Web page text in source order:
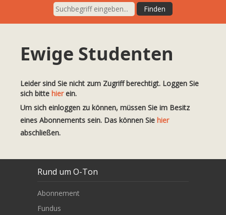
Ewige Studenten
Leider sind Sie nicht zum Zugriff berechtigt. Loggen Sie
sich bitte hierein.
Um sich einloggen zu können, müssen Sie im Besitz
eines Abonnements sein. Das können Sie hier
abschließen.
Rund um O-Ton
Abonnement
Fundus